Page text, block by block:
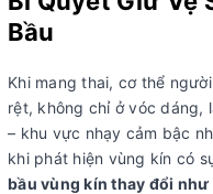
Bầu
Khi mang thai, cơ thể
rệt, không chỉ ở vóc dáng,
– khu vực nhạy cảm bậc
khi phát hiện vùng kín có
bầu vùng kín thay đổi như